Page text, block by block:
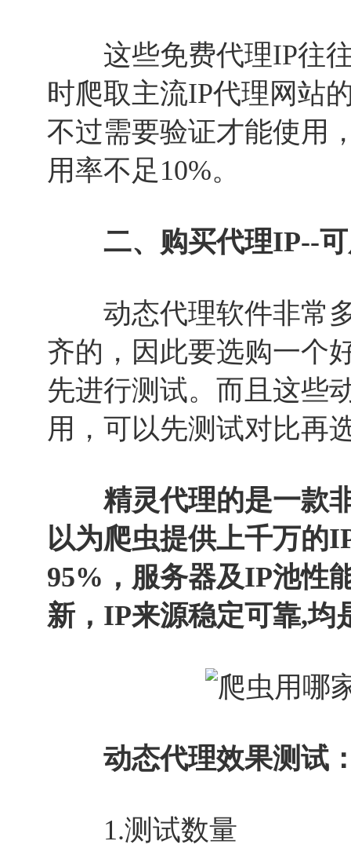
这些免费代理IP往往
时爬取主流IP代理网站
不过需要验证才能使用
用率不足10%。
二、购买代理IP--可
动态代理软件非常多
齐的，因此要选购一个
先进行测试。而且这些
用，可以先测试对比再
精灵代理的是一款
以为爬虫提供上千万的
95%，服务器及IP池性
新，IP来源稳定可靠,均
动态代理效果测试
1.测试数量